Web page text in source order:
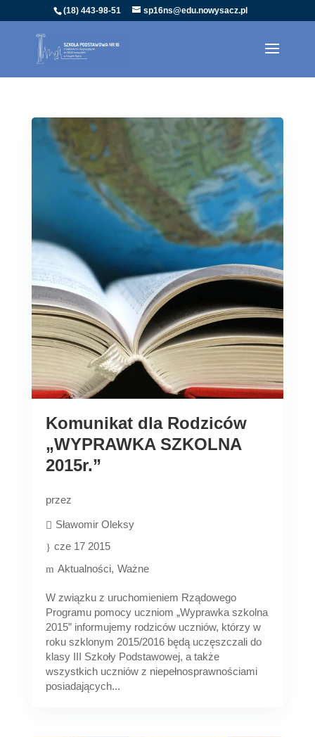
(18) 443-98-51 sp16ns@edu.nowysacz.pl
Komunikat dla Rodziców
„WYPRAWKA SZKOLNA
2015r.”
przez
Sławomir Oleksy
cze 17 2015
Aktualności Ważne
W związku z uruchomieniem Rządowego
Programu pomocy uczniom „Wyprawka szkolna
2015” informujemy rodziców uczniów, którzy w
roku szklonym 2015/2016 będą uczęszczali do
klasy III Szkoły Podstawowej, a także
wszystkich uczniów z niepełnosprawnościami
posiadających...